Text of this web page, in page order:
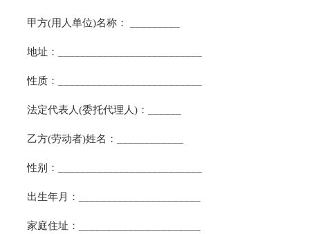
甲方(用人单位)名称： _________
地址：__________________________
性质：__________________________
法定代表人(委托代理人)：______
乙方(劳动者)姓名：____________
性别：__________________________
出生年月：______________________
家庭住址：______________________